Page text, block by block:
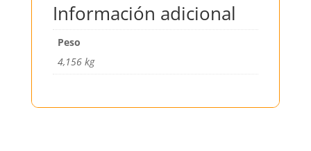
Información adicional
Peso
4,156 kg